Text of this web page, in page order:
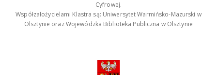
Cyfrowej.
Współzałożycielami Klastra są: Uniwersytet Warmińsko-Mazurski w
Olsztynie oraz Wojewódzka Biblioteka Publiczna w Olsztynie